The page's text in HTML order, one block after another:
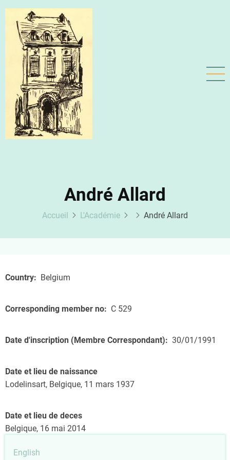
Aller
contenu
principal
André Allard
Accueil L'Académie André Allard
Country Belgium
Corresponding member no C 529
Date d'inscription (Membre Correspondant) 30/01/1991
Date et lieu de naissance
Lodelinsart, Belgique, 11 mars 1937
Date et lieu de deces
Belgique, 16 mai 2014
English